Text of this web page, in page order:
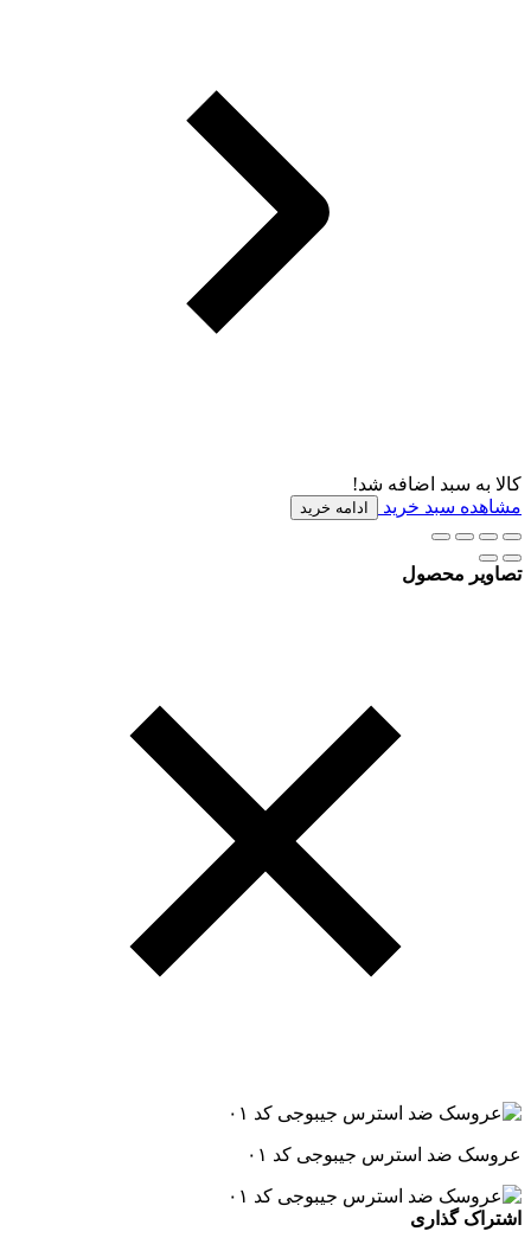
کالا به سبد اضافه شد!
مشاهده سبد خرید
ادامه خرید
تصاویر محصول
عروسک ضد استرس جیبوجی کد ۰۱
اشتراک گذاری